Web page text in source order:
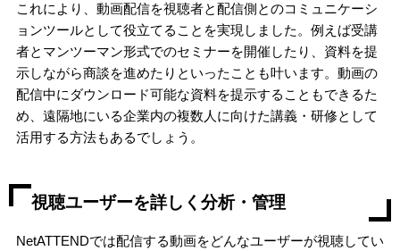
これにより、動画配信を視聴者と配信側とのコミュニケーシ
ョンツールとして役立てることを実現しました。例えば受講
者とマンツーマン形式でのセミナーを開催したり、資料を提
示しながら商談を進めたりといったことも叶います。動画の
配信中にダウンロード可能な資料を提示することもできるた
め、遠隔地にいる企業内の複数人に向けた講義・研修として
活用する方法もあるでしょう。
視聴ユーザーを詳しく分析・管理
NetATTENDでは配信する動画をどんなユーザーが視聴してい